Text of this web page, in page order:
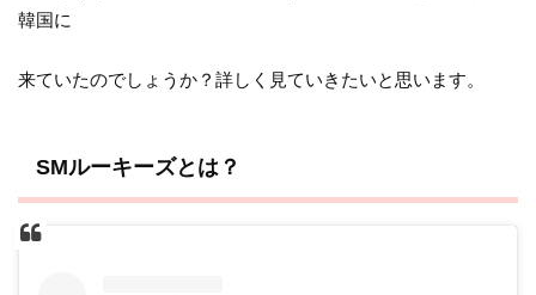
韓国に
来ていたのでしょうか？詳しく見ていきたいと思います。
SMルーキーズとは？